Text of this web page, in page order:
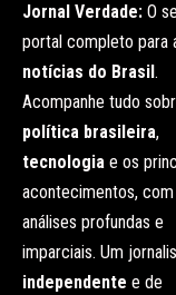
Jornal Verdade: O
portal completo para
notícias do Brasil .
Acompanhe tudo
política brasileira,
tecnologia e os
acontecimentos, com
análises profundas e
imparciais. Um
independente e de